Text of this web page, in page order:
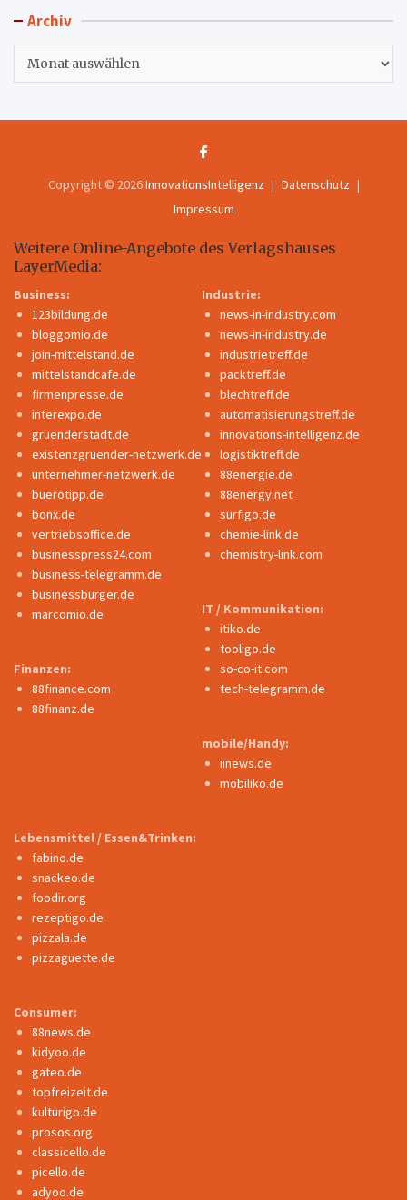
Archiv
Copyright © 2026InnovationsIntelligenz
Datenschutz
Impressum
Weitere Online-Angebote des Verlagshauses
LayerMedia:
Business:
123bildung.de
bloggomio.de
join-mittelstand.de
mittelstandcafe.de
firmenpresse.de
interexpo.de
gruenderstadt.de
existenzgruender-netzwerk.de
unternehmer-netzwerk.de
buerotipp.de
bonx.de
vertriebsoffice.de
businesspress24.com
business-telegramm.de
businessburger.de
marcomio.de
Finanzen:
88finance.com
88finanz.de
Industrie:
news-in-industry.com
news-in-industry.de
industrietreff.de
packtreff.de
blechtreff.de
automatisierungstreff.de
innovations-intelligenz.de
logistiktreff.de
88energie.de
88energy.net
surfigo.de
chemie-link.de
chemistry-link.com
IT / Kommunikation:
itiko.de
tooligo.de
so-co-it.com
tech-telegramm.de
mobile/Handy:
iinews.de
mobiliko.de
Lebensmittel / Essen&Trinken:
fabino.de
snackeo.de
foodir.org
rezeptigo.de
pizzala.de
pizzaguette.de
Consumer:
88news.de
kidyoo.de
gateo.de
topfreizeit.de
kulturigo.de
prosos.org
classicello.de
picello.de
adyoo.de